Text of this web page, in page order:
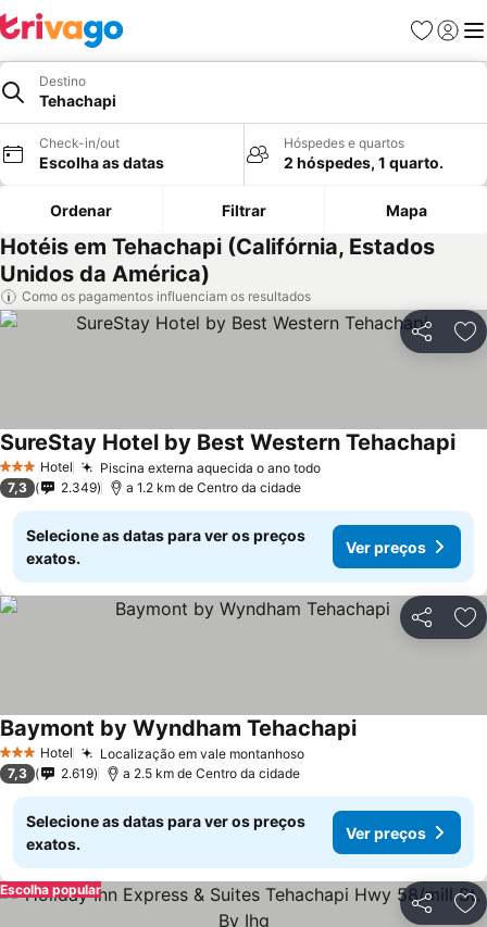
Favoritos
Iniciar
Destino
Tehachapi
Check-in/out
Escolha as datas
Hóspedes e quartos
2 hóspedes, 1 quarto.
Ordenar Filtrar Mapa
Hotéis em Tehachapi (Califórnia, Estados
Unidos da América)
Como os pagamentos influenciam os resultados
Partilhar
3 EstrelasHotel Piscina externa aquecida o ano todoVer preços
SureStay Hotel by Best Western Tehachapi
7,3 2.349 a 1.2 km de Centro da cidade
Selecione as datas para ver os preços
exatos.
Ver preços
Partilhar
3 EstrelasHotel Localização em vale montanhosoVer preços
Baymont by Wyndham TehachapiVer preços
7,3 2.619 a 2.5 km de Centro da cidade
Selecione as datas para ver os preços
exatos.
Ver preços
Partilhar
Escolha popular